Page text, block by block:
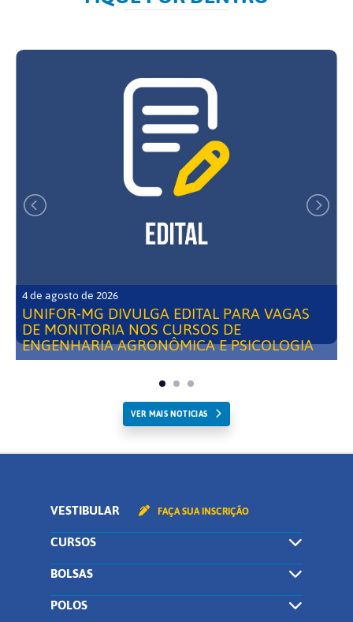
4 de agosto de 2026
UNIFOR-MG DIVULGA EDITAL PARA VAGAS
DE MONITORIA NOS CURSOS DE
ENGENHARIA AGRONÔMICA E PSICOLOGIA
VER MAIS NOTICIAS
VESTIBULAR FAÇA SUA INSCRIÇÃO
CURSOS
BOLSAS
POLOS